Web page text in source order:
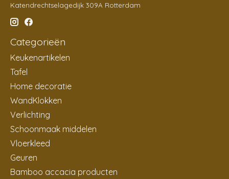
Katendrechtselagedijk 309A Rotterdam
Categorieën
Keukenartikelen
Tafel
Home decoratie
WandKlokken
Verlichting
Schoonmaak middelen
Vloerkleed
Geuren
Bamboo accacia producten